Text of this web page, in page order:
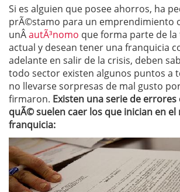
Si es alguien que posee ahorros, ha
prÃ©stamo para un emprendimiento
unÂautÃ³nomo que forma parte de la
actual y desean tener una franquicia
adelante en salir de la crisis, deben
todo sector existen algunos puntos a
no llevarse sorpresas de mal gusto
firmaron. Existen una serie de
quÃ© suelen caer los que inician en el
franquicia: